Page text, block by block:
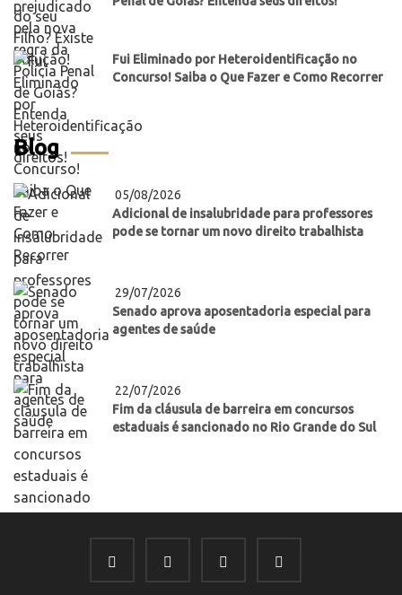
Fui Eliminado por Heteroidentificação no
Concurso! Saiba o Que Fazer e Como Recorrer
Blog
05/08/2026
Adicional de insalubridade para professores
pode se tornar um novo direito trabalhista
29/07/2026
Senado aprova aposentadoria especial para
agentes de saúde
22/07/2026
Fim da cláusula de barreira em concursos
estaduais é sancionado no Rio Grande do Sul